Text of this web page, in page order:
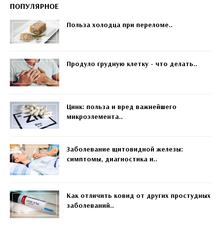
ПОПУЛЯРНОЕ
Польза холодца при переломе..
Продуло грудную клетку - что делать..
Цинк: польза и вред важнейшего
микроэлемента..
Заболевание щитовидной железы:
симптомы, диагностика и..
Как отличить ковид от других простудных
заболеваний..